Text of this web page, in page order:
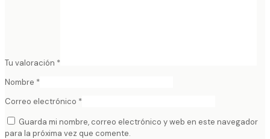
Tu valoración *
Nombre *
Correo electrónico *
Guarda mi nombre, correo electrónico y web en este navegador
para la próxima vez que comente.